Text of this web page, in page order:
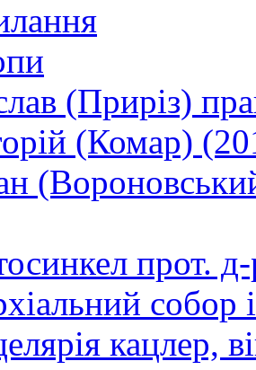
(Приріз)
(Комар)
прот.
собор
кацлер,